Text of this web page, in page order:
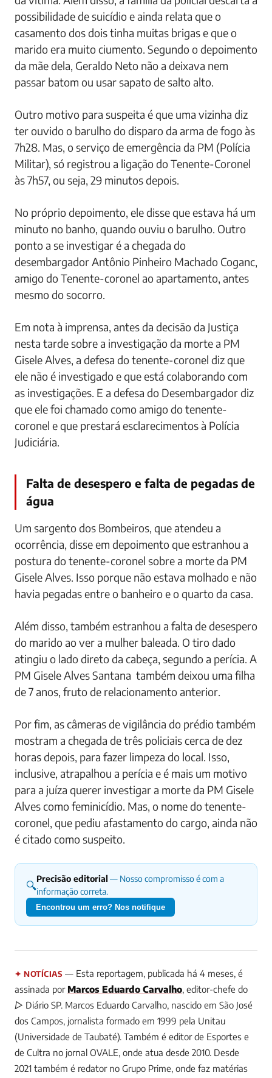
possibilidade de suicídio e ainda relata que o
casamento dos dois tinha muitas brigas e que o
marido era muito ciumento. Segundo o depoimento
da mãe dela, Geraldo Neto não a deixava nem
passar batom ou usar sapato de salto alto.
Outro motivo para suspeita é que uma vizinha diz
ter ouvido o barulho do disparo da arma de fogo às
7h28. Mas, o serviço de emergência da PM (Polícia
Militar), só registrou a ligação do Tenente-Coronel
às 7h57, ou seja, 29 minutos depois.
No próprio depoimento, ele disse que estava há um
minuto no banho, quando ouviu o barulho. Outro
ponto a se investigar é a chegada do
desembargador Antônio Pinheiro Machado Coganc,
amigo do Tenente-coronel ao apartamento, antes
mesmo do socorro.
Em nota à imprensa, antes da decisão da Justiça
nesta tarde sobre a investigação da morte a PM
Gisele Alves, a defesa do tenente-coronel diz que
ele não é investigado e que está colaborando com
as investigações. E a defesa do Desembargador diz
que ele foi chamado como amigo do tenente-
coronel e que prestará esclarecimentos à Polícia
Judiciária.
Falta de desespero e falta de pegadas de
água
Um sargento dos Bombeiros, que atendeu a
ocorrência, disse em depoimento que estranhou a
postura do tenente-coronel sobre a morte da PM
Gisele Alves. Isso porque não estava molhado e não
havia pegadas entre o banheiro e o quarto da casa.
Além disso, também estranhou a falta de desespero
do marido ao ver a mulher baleada. O tiro dado
atingiu o lado direto da cabeça, segundo a perícia. A
PM Gisele Alves Santana também deixou uma filha
de 7 anos, fruto de relacionamento anterior.
Por fim, as câmeras de vigilância do prédio também
mostram a chegada de três policiais cerca de dez
horas depois, para fazer limpeza do local. Isso,
inclusive, atrapalhou a perícia e é mais um motivo
para a juíza querer investigar a morte da PM Gisele
Alves como feminicídio. Mas, o nome do tenente-
coronel, que pediu afastamento do cargo, ainda não
é citado como suspeito.
🔍Precisão editorial — Nosso compromisso é com a
informação correta.
Encontrou um erro? Nos notifique
✦ NOTÍCIAS — Esta reportagem, publicada há 4 meses, é
assinada por Marcos Eduardo Carvalho, editor-chefe do
▷ Diário SP. Marcos Eduardo Carvalho, nascido em São José
dos Campos, jornalista formado em 1999 pela Unitau
(Universidade de Taubaté). Também é editor de Esportes e
de Cultra no jornal OVALE, onde atua desde 2010. Desde
2021 também é redator no Grupo Prime, onde faz matérias